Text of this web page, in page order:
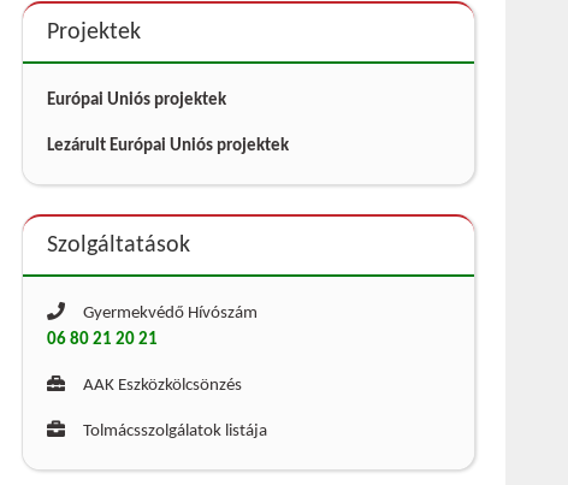
Projektek
Európai Uniós projektek
Lezárult Európai Uniós projektek
Szolgáltatások
Gyermekvédő Hívószám
06 80 21 20 21
AAK Eszközkölcsönzés
Tolmácsszolgálatok listája